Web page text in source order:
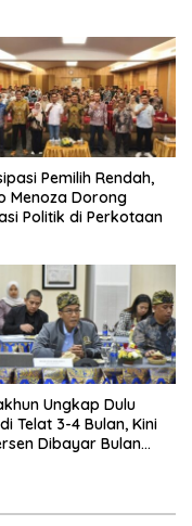
Pemilih Rendah,
Menoza Dorong
Politik di Perkotaan
Ungkap Dulu
Telat 3-4 Bulan, Kini
Dibayar Bulan